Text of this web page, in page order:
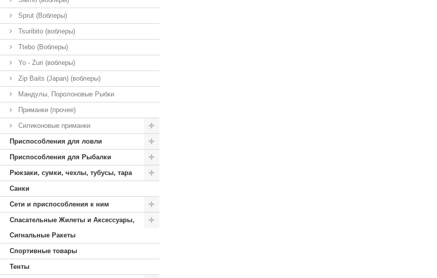
Sprut (Воблеры)
Tsuribito (воблеры)
Ttebo (Воблеры)
Yo - Zuri (воблеры)
Zip Baits (Japan) (воблеры)
Мандулы, Поролоновые Рыбки
Приманки (прочее)
Силиконовые приманки
Приспособления для ловли
Приспособления для Рыбалки
Рюкзаки, сумки, чехлы, тубусы, тара
Санки
Сети и приспособления к ним
Спасательные Жилеты и Аксессуары,
Сигнальные Ракеты
Спортивные товары
Тенты